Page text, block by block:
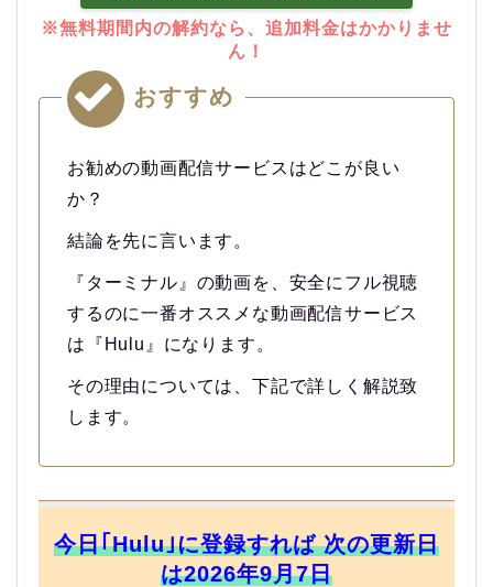
※無料期間内の解約なら、追加料金はかかりませ
ん！
おすすめ
お勧めの動画配信サービスはどこが良い
か？
結論を先に言います。
『ターミナル』の動画を、安全にフル視聴
するのに一番オススメな動画配信サービス
は『Hulu』になります。
その理由については、下記で詳しく解説致
します。
今日｢Hulu｣に登録すれば 次の更新日
は2026年9月7日